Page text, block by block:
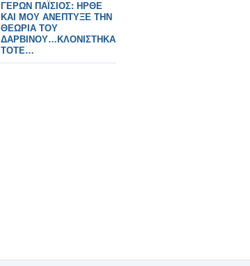
ΓΕΡΩΝ ΠΑΪΣΙΟΣ: ΗΡΘΕ
ΚΑΙ ΜΟΥ ΑΝΕΠΤΥΞΕ ΤΗΝ
ΘΕΩΡΙΑ ΤΟΥ
ΔΑΡΒΙΝΟΥ…ΚΛΟΝΙΣΤΗΚΑ
ΤΟΤΕ…